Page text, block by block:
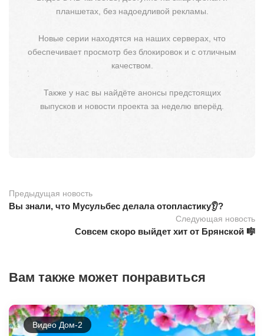
планшетах, без надоедливой рекламы.
Новые серии находятся на наших серверах, что
обеспечивает просмотр без блокировок и с отличным
качеством.
Также у нас вы найдёте анонсы предстоящих
выпусков и новости проекта за неделю вперёд.
Предыдущая новость
Вы знали, что Мусульбес делала отопластику👂?
Следующая новость
Совсем скоро выйдет хит от Брянской 🎼
Вам также может понравиться
Видео Дом-2